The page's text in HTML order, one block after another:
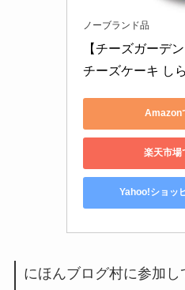
ノーブランド品
【チーズガーデ
チーズケーキ し
Amazon
楽天市場
Yahoo!ショッ
にほんブログ村に参加